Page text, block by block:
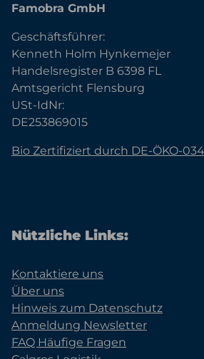
Famobra GmbH
Geschäftsführer:
Kenneth Holm Hynkemejer
Handelsregister B 6398 FL
Amtsgericht Flensburg
USt-IdNr:
DE253869015
Bio Zertifiziert durch DE-ÖKO-034
Nützliche Links:
Kontaktiere uns
Über uns
Hinweis zum Datenschutz
Anmeldung Newsletter
FAQ Häufige Fragen